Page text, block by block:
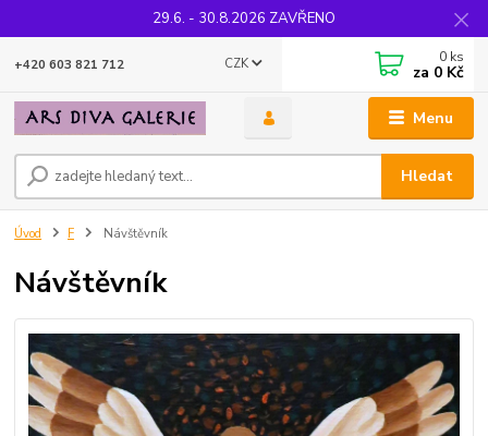
29.6. - 30.8.2026 ZAVŘENO
Menu
CZK
Hledat
+420 603 821 712 0 ks
za 0 Kč
Úvod F Návštěvník
Návštěvník